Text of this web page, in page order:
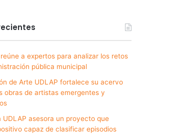
a expertos para analizar los retos
pública municipal
de Arte UDLAP fortalece su acervo
obras de artistas emergentes y
UDLAP asesora un proyecto que
capaz de clasificar episodios